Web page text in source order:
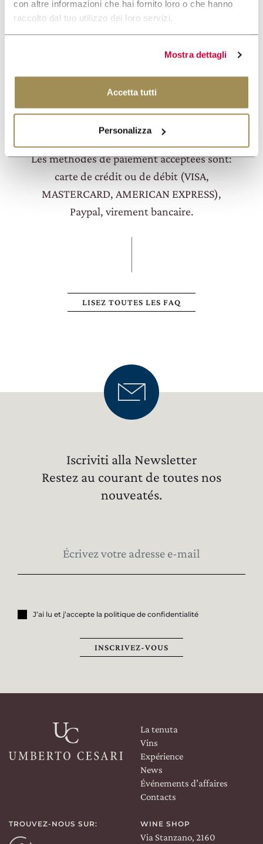
con altre informazioni che hai fornito loro o che hanno
raccolto dal tuo utilizzo dei loro servizi.
Mostra dettagli
Accetta tutti
Personalizza
la disponibilité aux dates que vous préférez
et choisissez l'expérience qui vous convient.
QUELLES SONT LES MÉTHODES DE
PAJEMENT ACCEPTÉES?
Les méthodes de paiement acceptées sont:
carte de crédit ou de débit (VISA,
MASTERCARD, AMERICAN EXPRESS),
Paypal, virement bancaire.
LISEZ TOUTES LES FAQ
Iscriviti alla Newsletter
Restez au courant de toutes nos
nouveatés.
J’ai lu et j’accepte la politique de confidentialité
INSCRIVEZ-VOUS
La tenuta
Vins
Expérience
News
Événements d’affaires
Contacts
TROUVEZ-NOUS SUR: WINE SHOP
Via Stanzano, 2160